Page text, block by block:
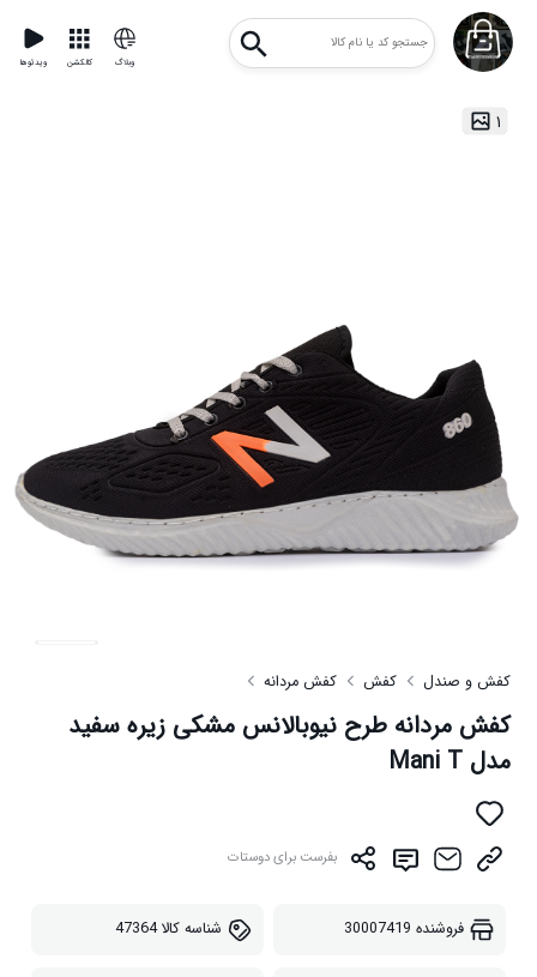
ویدئوها کالکشن وبلاگ
۱
کفش و صندل کفش کفش مردانه
کفش مردانه طرح نیوبالانس مشکی زیره سفید
مدل Mani T
بفرست برای دوستات
فروشنده 30007419 شناسه کالا47364